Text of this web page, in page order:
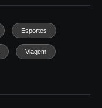
Esportes
Viagem